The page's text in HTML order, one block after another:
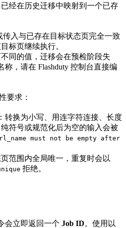
已经在历史迁移中映射到一个已存
传入与已存在目标状态页完全一致
标页继续执行。
同的值，迁移会在预检阶段失
称，请在 Flashduty 控制台直接编
要求：
转换为小写、用连字符连接、长度
符号或规范化后为空的输入会被
must not be empty after
范围内全局唯一，重复时会以
拒绝。
会立即返回一个 Job ID。使用以